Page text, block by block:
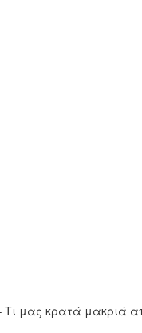
μας κρατά μακριά